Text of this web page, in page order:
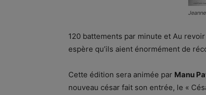
120 battements par minute et Au
espère qu’ils aient énormément de
Cette édition sera animée par Manu
nouveau césar fait son entrée, le «